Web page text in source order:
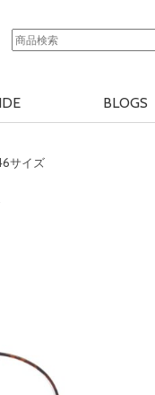
BLOGS
サイズ